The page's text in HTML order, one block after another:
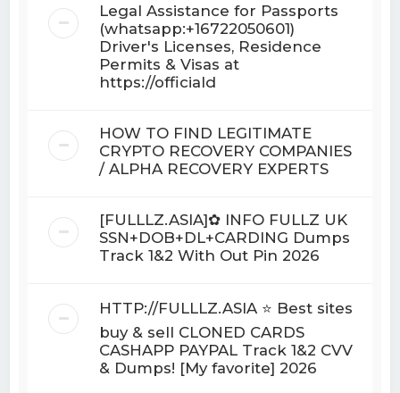
Legal Assistance for Passports
(whatsapp:+16722050601)
Driver's Licenses, Residence
Permits & Visas at
https://officiald
HOW TO FIND LEGITIMATE
CRYPTO RECOVERY COMPANIES
/ ALPHA RECOVERY EXPERTS
[FULLLZ.ASIA]✿ INFO FULLZ UK
SSN+DOB+DL+CARDING Dumps
Track 1&2 With Out Pin 2026
HTTP://FULLLZ.ASIA ⭐️ Best sites
buy & sell CLONED CARDS
CASHAPP PAYPAL Track 1&2 CVV
& Dumps! [My favorite] 2026